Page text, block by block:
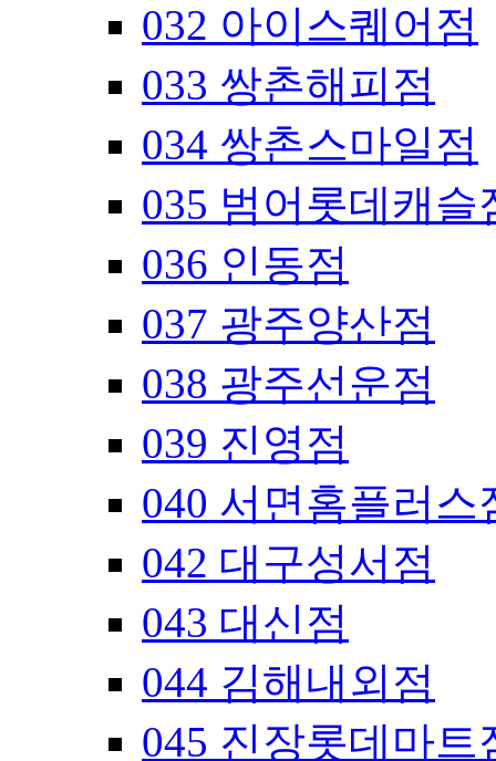
032 아이스퀘어점
033 쌍촌해피점
034 쌍촌스마일점
035 범어롯데캐슬
036 인동점
037 광주양산점
038 광주선운점
039 진영점
040 서면홈플러스
042 대구성서점
043 대신점
044 김해내외점
045 진장롯데마트